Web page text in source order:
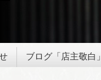
ブログ「店主敬白」